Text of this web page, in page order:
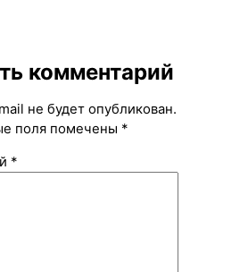
комментарий
не будет опубликован.
поля помечены *
*